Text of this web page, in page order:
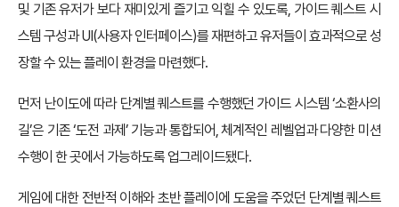
및 기존 유저가 보다 재미있게 즐기고 익힐 수 있도록, 가이드 퀘스트 시
스템 구성과 UI(사용자 인터페이스)를 재편하고 유저들이 효과적으로 성
장할 수 있는 플레이 환경을 마련했다.
먼저 난이도에 따라 단계별 퀘스트를 수행했던 가이드 시스템 ‘소환사의
길’은 기존 ‘도전 과제’ 기능과 통합되어, 체계적인 레벨업과 다양한 미션
수행이 한 곳에서 가능하도록 업그레이드됐다.
게임에 대한 전반적 이해와 초반 플레이에 도움을 주었던 단계별 퀘스트